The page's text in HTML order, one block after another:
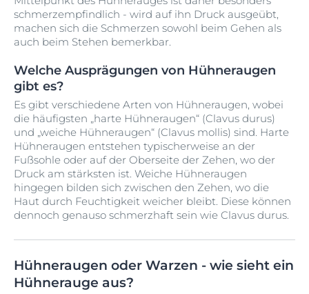
schmerzempfindlich - wird auf ihn Druck ausgeübt,
machen sich die Schmerzen sowohl beim Gehen als
auch beim Stehen bemerkbar.
Welche Ausprägungen von Hühneraugen
gibt es?
Es gibt verschiedene Arten von Hühneraugen, wobei
die häufigsten „harte Hühneraugen“ (Clavus durus)
und „weiche Hühneraugen“ (Clavus mollis) sind. Harte
Hühneraugen entstehen typischerweise an der
Fußsohle oder auf der Oberseite der Zehen, wo der
Druck am stärksten ist. Weiche Hühneraugen
hingegen bilden sich zwischen den Zehen, wo die
Haut durch Feuchtigkeit weicher bleibt. Diese können
dennoch genauso schmerzhaft sein wie Clavus durus.
Hühneraugen oder Warzen - wie sieht ein
Hühnerauge aus?